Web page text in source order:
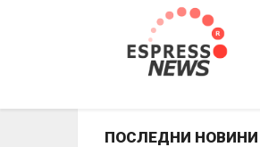
ПОСЛЕДНИ НОВИНИ